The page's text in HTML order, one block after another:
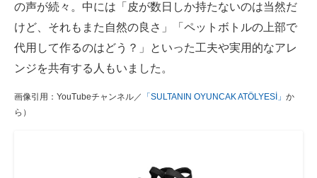
の声が続々。中には「皮が数日しか持たないのは当然だ
けど、それもまた自然の良さ」「ペットボトルの上部で
代用して作るのはどう？」といった工夫や実用的なアレ
ンジを共有する人もいました。
画像引用：YouTubeチャンネル／ 「SULTANIN OYUNCAK ATÖLYESİ」 か
ら）